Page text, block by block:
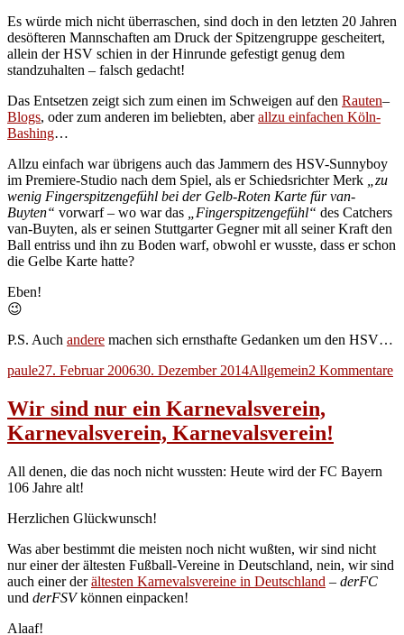
Es würde mich nicht überraschen, sind doch in den letzten 20 Jahren
desöfteren Mannschaften am Druck der Spitzengruppe gescheitert,
allein der HSV schien in der Hinrunde gefestigt genug dem
standzuhalten – falsch gedacht!
Das Entsetzen zeigt sich zum einen im Schweigen auf den Rauten–
Blogs, oder zum anderen im beliebten, aberallzu einfachen Köln-
Bashing…
Allzu einfach war übrigens auch das Jammern des HSV-Sunnyboy
im Premiere-Studio nach dem Spiel, als er Schiedsrichter Merk
„zu
wenig Fingerspitzengefühl bei der Gelb-Roten Karte für van-
Buyten“ vorwarf – wo war das „Fingerspitzengefühl“ des Catchers
van-Buyten, als er seinen Stuttgarter Gegner mit all seiner Kraft den
Ball entriss und ihn zu Boden warf, obwohl er wusste, dass er schon
die Gelbe Karte hatte?
Eben!
😉
P.S. Auch andere machen sich ernsthafte Gedanken um den HSV…
Autor
pauleVeröffentlicht
27. Februar 200630. Dezember 2014Kategorien
Allgemein2 Kommentare
Wir sind nur ein Karnevalsverein,
Karnevalsverein, Karnevalsverein!
All denen, die das noch nicht wussten: Heute wird der FC Bayern
106 Jahre alt!
Herzlichen Glückwunsch!
Was aber bestimmt die meisten noch nicht wußten, wir sind nicht
nur einer der ältesten Fußball-Vereine in Deutschland, nein, wir sind
auch einer derältesten Karnevalsvereine in Deutschland – derFC
und derFSVkönnen einpacken!
Alaaf!